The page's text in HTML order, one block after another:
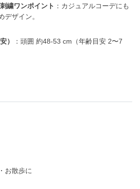
繍ワンポイント ：カジュアルコーデにも
デザイン。
）
：頭囲 約48-53 cm（年齢目安 2〜7
お散歩に